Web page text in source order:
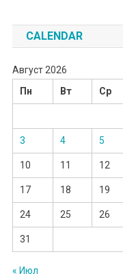
CALENDAR
Август 2026
Пн
Вт Ср
3 4 5
10 11 12
17 18 19
24 25 26
31
« Июл